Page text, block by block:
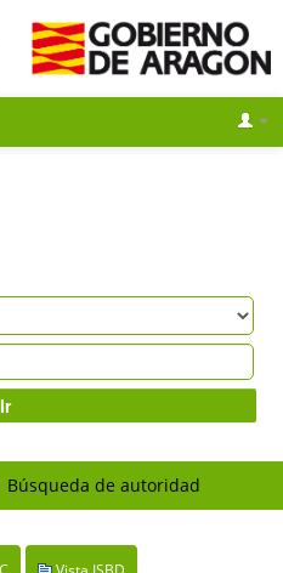
Ir
Búsqueda de autoridad